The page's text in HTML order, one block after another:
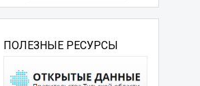
ПОЛЕЗНЫЕ РЕСУРСЫ